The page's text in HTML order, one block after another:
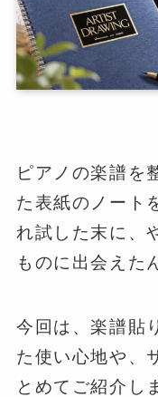
ピアノの楽譜を
た表紙のノート
れ試した末に、
ものに出会えた
今回は、楽譜貼
た使い心地や、
とめてご紹介し